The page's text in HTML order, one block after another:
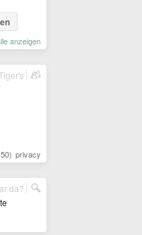
anzeigen
privacy
da?